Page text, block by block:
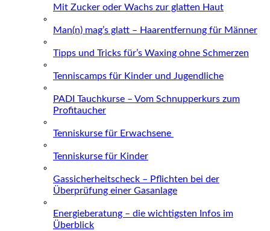
Mit Zucker oder Wachs zur glatten Haut
Man(n) mag’s glatt – Haarentfernung für Männer
Tipps und Tricks für’s Waxing ohne Schmerzen
Tenniscamps für Kinder und Jugendliche
PADI Tauchkurse – Vom Schnupperkurs zum
Profitaucher
Tenniskurse für Erwachsene
Tenniskurse für Kinder
Gassicherheitscheck – Pflichten bei der
Überprüfung einer Gasanlage
Energieberatung – die wichtigsten Infos im
Überblick